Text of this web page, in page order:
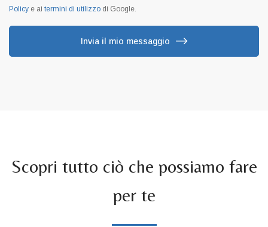
Policy e ai termini di utilizzo di Google.
Invia il mio messaggio
Scopri tutto ciò che possiamo fare
per te